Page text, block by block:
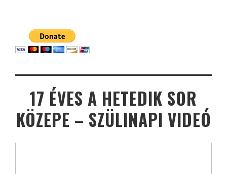
17 ÉVES A HETEDIK SOR
KÖZEPE – SZÜLINAPI VIDEÓ